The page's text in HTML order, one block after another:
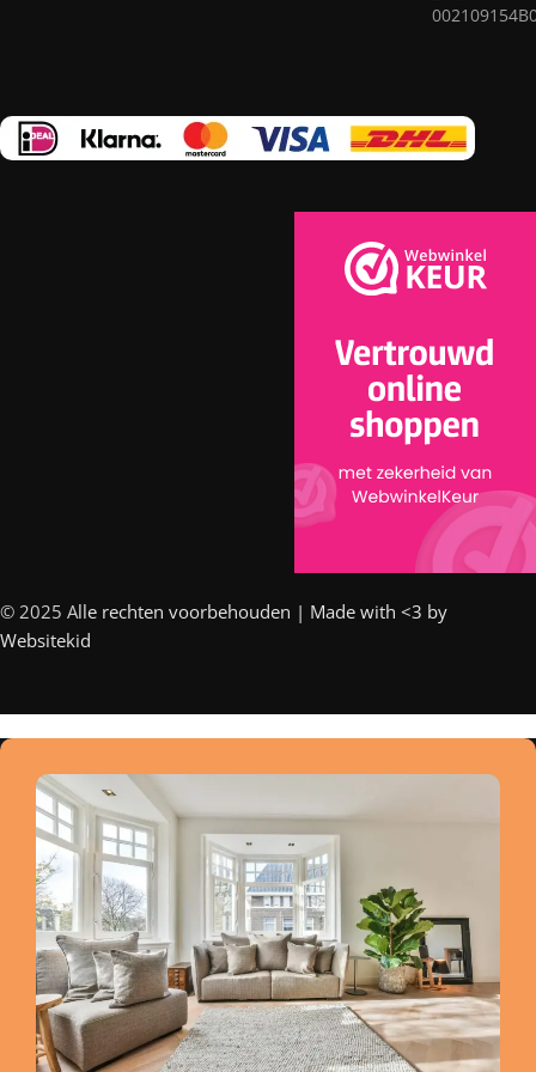
nut op ingenieuze wijze te combineren in elk vloerkleed.
© 2025 Alle rechten voorbehouden | Made with <3 by
Websitekid